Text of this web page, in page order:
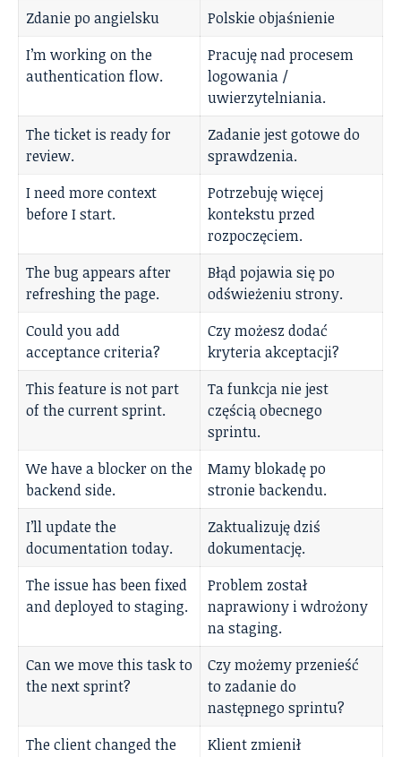
Zdanie po angielsku
Polskie objaśnienie
I’m working on the
authentication flow.
Pracuję nad procesem
logowania /
uwierzytelniania.
The ticket is ready for
review.
Zadanie jest gotowe do
sprawdzenia.
I need more context
before I start.
Potrzebuję więcej
kontekstu przed
rozpoczęciem.
The bug appears after
refreshing the page.
Błąd pojawia się po
odświeżeniu strony.
Could you add
acceptance criteria?
Czy możesz dodać
kryteria akceptacji?
This feature is not part
of the current sprint.
Ta funkcja nie jest
częścią obecnego
sprintu.
We have a blocker on the
backend side.
Mamy blokadę po
stronie backendu.
I’ll update the
documentation today.
Zaktualizuję dziś
dokumentację.
The issue has been fixed
and deployed to staging.
Problem został
naprawiony i wdrożony
na staging.
Can we move this task to
the next sprint?
Czy możemy przenieść
to zadanie do
następnego sprintu?
The client changed the
Klient zmienił